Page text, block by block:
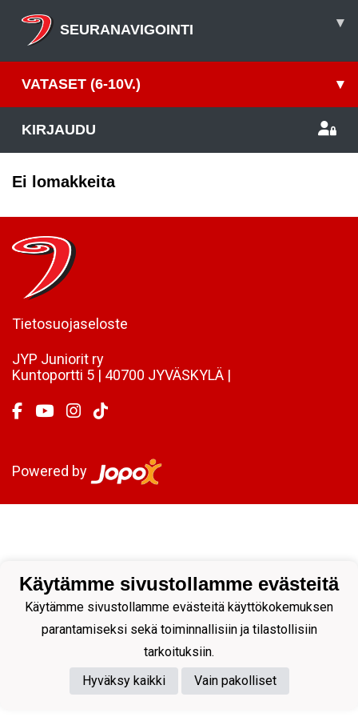
SEURANAVIGOINTI ▾
VATASET (6-10V.) ▾
KIRJAUDU
Ei lomakkeita
Tietosuojaseloste
JYP Juniorit ry
Kuntoportti 5 | 40700 JYVÄSKYLÄ |
Powered by
Käytämme sivustollamme evästeitä
Käytämme sivustollamme evästeitä käyttökokemuksen
parantamiseksi sekä toiminnallisiin ja tilastollisiin
tarkoituksiin.
Hyväksy kaikki
Vain pakolliset